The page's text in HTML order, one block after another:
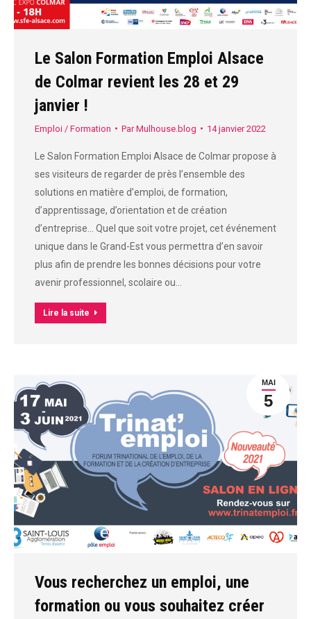
Le Salon Formation Emploi Alsace
de Colmar revient les 28 et 29
janvier !
Emploi / Formation ParMulhouse.blog 14 janvier 2022
Le Salon Formation Emploi Alsace de Colmar propose à
ses visiteurs de regarder de près l’ensemble des
solutions en matière d’emploi, de formation,
d’apprentissage, d’orientation et de création
d’entreprise… Quel que soit votre projet, cet événement
unique dans le Grand-Est vous permettra d’en savoir
plus afin de prendre les bonnes décisions pour votre
avenir professionnel, scolaire ou…
Lire la suite
MAI
5
Vous recherchez un emploi, une
formation ou vous souhaitez créer